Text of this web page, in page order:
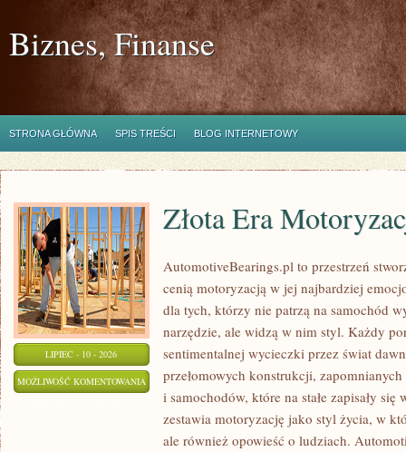
Biznes, Finanse
STRONA GŁÓWNA SPIS TREŚCI BLOG INTERNETOWY
LIPIEC - 10 - 2026
MOŻLIWOŚĆ KOMENTOWANIA ZŁOTA
MOTORYZACJI
Złota Era
AutomotiveBearings.pl to przestrzeń
cenią motoryzacją w jej najbardziej
dla tych, którzy nie patrzą na samochód
narzędzie, ale widzą w nim styl. Każdy
sentimentalnej wycieczki przez świat
przełomowych konstrukcji,
i samochodów, które na stałe zapisały
zestawia motoryzację jako styl życia, w
ale również opowieść o ludziach.